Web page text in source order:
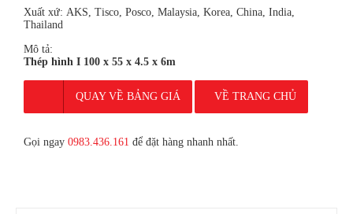
Xuất xứ: AKS, Tisco, Posco, Malaysia, Korea, China, India,
Thailand
Mô tả:
Thép hình I 100 x 55 x 4.5 x 6m
QUAY VỀ BẢNG GIÁ VỀ TRANG CHỦ
Gọi ngay 0983.436.161 để đặt hàng nhanh nhất.